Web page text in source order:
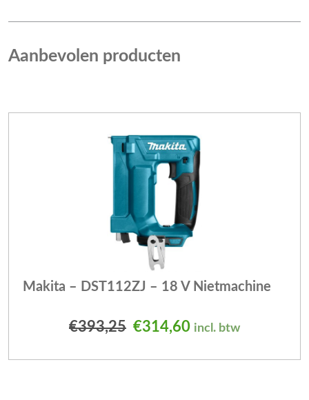
Aanbevolen producten
Makita – DST112ZJ – 18 V Nietmachine
€393,25 Oorspronkelijke prijs
€314,60Huidige prijs is:
incl. btw